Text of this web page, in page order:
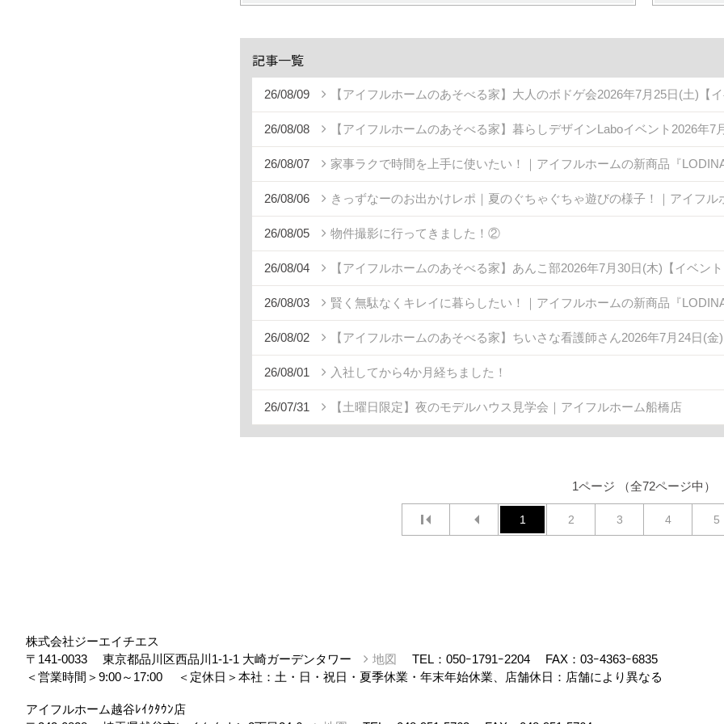
記事一覧
26/08/09 【アイフルホームのあそべる家】大人のボドゲ会2026年7月25日(土)【
26/08/08 【アイフルホームのあそべる家】暮らしデザインLaboイベント2026年
26/08/07 家事ラクで時間を上手に使いたい！｜アイフルホームの新商品『
26/08/06 きっずなーのお出かけレポ｜夏のぐちゃぐちゃ遊びの様子！｜アイフル
26/08/05 物件撮影に行ってきました！②
26/08/04 【アイフルホームのあそべる家】あんこ部2026年7月30日(木)【イベン
26/08/03 賢く無駄なくキレイに暮らしたい！｜アイフルホームの新商品『
26/08/02 【アイフルホームのあそべる家】ちいさな看護師さん2026年7月24日(
26/08/01 入社してから4か月経ちました！
26/07/31 【土曜日限定】夜のモデルハウス見学会｜アイフルホーム船橋店
1ページ （全72ページ中）
1 2 3 4 5
株式会社ジーエイチエス
〒141-0033
東京都品川区西品川1-1-1 大崎ガーデンタワー 地図 TEL： 050ｰ1791ｰ2204
FAX：03ｰ4363ｰ6835
＜営業時間＞9:00～17:00
＜定休日＞本社：土・日・祝日・夏季休業・年末年始休業、店舗休日：店舗により異なる
アイフルホーム越谷ﾚｲｸﾀｳﾝ店